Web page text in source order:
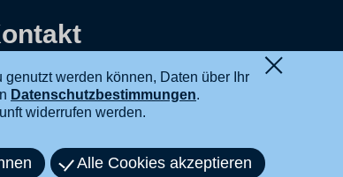
werden können, Daten über Ihr
Datenschutzbestimmungen.
widerrufen werden.
Alle Cookies akzeptieren